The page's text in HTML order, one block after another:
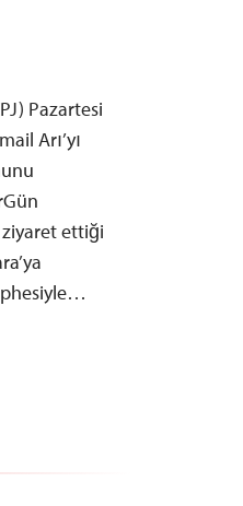
Pazartesi
Arı’yı
ziyaret ettiği